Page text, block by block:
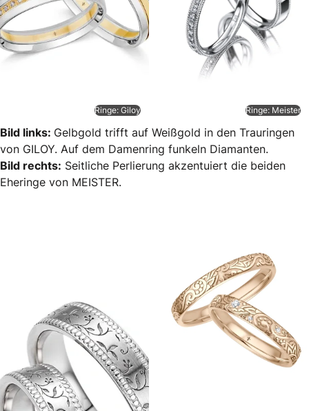
Ringe: Giloy Ringe: Meister
Bild links: Gelbgold trifft auf Weißgold in den Trauringen
von GILOY. Auf dem Damenring funkeln Diamanten.
Bild rechts: Seitliche Perlierung akzentuiert die beiden
Eheringe von MEISTER.